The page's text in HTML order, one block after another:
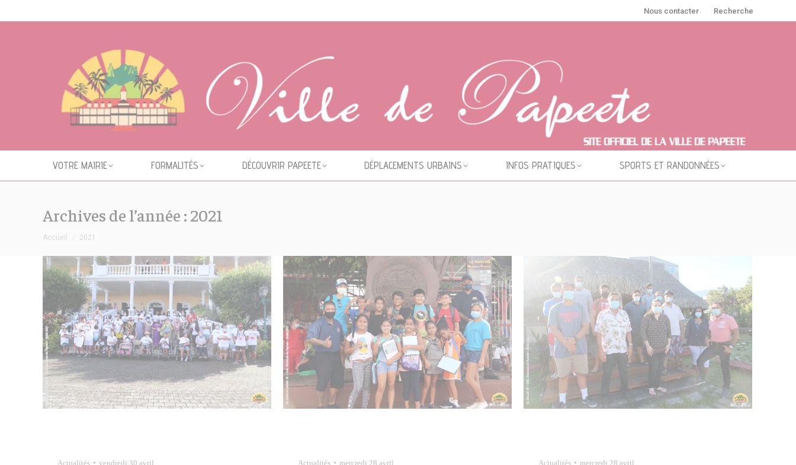
Nous contacter Recherche
VOTRE MAIRIE FORMALITÉS DÉCOUVRIR PAPEETE DÉPLACEMENTS URBAINS INFOS PRATIQUES SPORTS ET RANDONNÉES
Archives de l’année : 2021
Vous êtes ici :
Accueil 2021
Actualités vendredi 30 avril Actualités mercredi 28 avril Actualités mercredi 28 avril